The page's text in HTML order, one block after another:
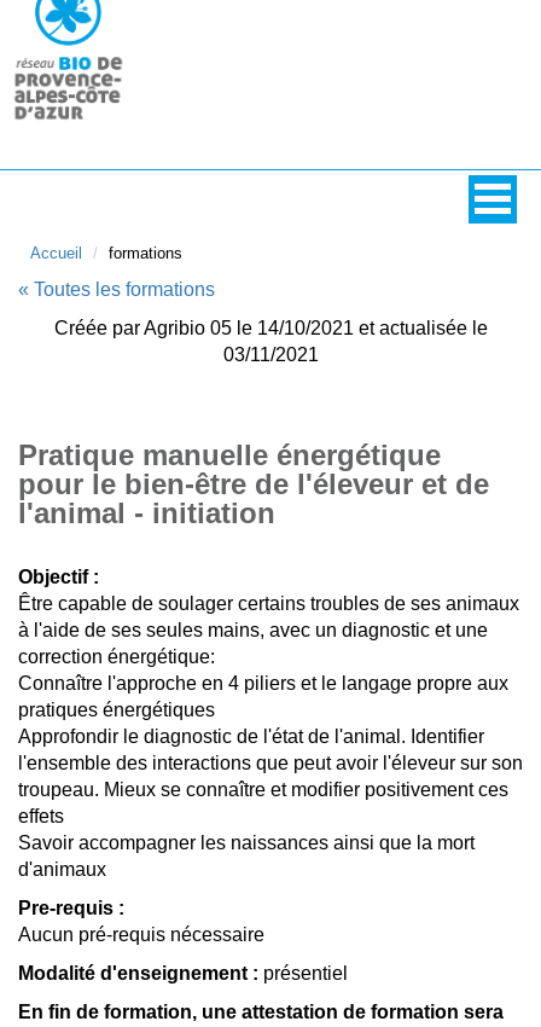
Accueil formations
« Toutes les formations
Créée par Agribio 05 le 14/10/2021 et actualisée le
03/11/2021
Pratique manuelle énergétique
pour le bien-être de l'éleveur et de
l'animal - initiation
Objectif :
Être capable de soulager certains troubles de ses animaux
à l'aide de ses seules mains, avec un diagnostic et une
correction énergétique:
Connaître l'approche en 4 piliers et le langage propre aux
pratiques énergétiques
Approfondir le diagnostic de l'état de l'animal. Identifier
l'ensemble des interactions que peut avoir l'éleveur sur son
troupeau. Mieux se connaître et modifier positivement ces
effets
Savoir accompagner les naissances ainsi que la mort
d'animaux
Pre-requis :
Aucun pré-requis nécessaire
Modalité d'enseignement : présentiel
En fin de formation, une attestation de formation sera